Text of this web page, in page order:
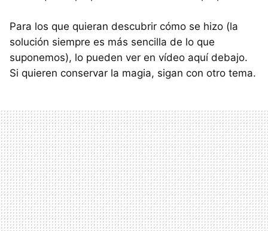
Para los que quieran descubrir cómo se hizo (la
solución siempre es más sencilla de lo que
suponemos), lo pueden ver en vídeo aquí debajo.
Si quieren conservar la magia, sigan con otro tema.